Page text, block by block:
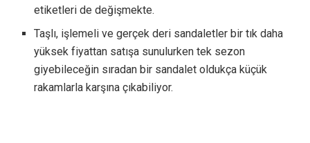
etiketleri de değişmekte.
Taşlı, işlemeli ve gerçek deri sandaletler bir tık daha
yüksek fiyattan satışa sunulurken tek sezon
giyebileceğin sıradan bir sandalet oldukça küçük
rakamlarla karşına çıkabiliyor.